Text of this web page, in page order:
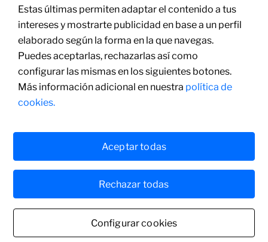
Estas últimas permiten adaptar el contenido a tus
intereses y mostrarte publicidad en base a un perfil
elaborado según la forma en la que navegas.
Puedes aceptarlas, rechazarlas así como
configurar las mismas en los siguientes botones.
Más información adicional en nuestra política de
cookies.
Configurar cookies
Rechazar todas
Aceptar todas